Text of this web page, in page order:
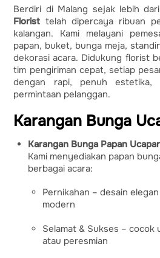
Berdiri di Malang sejak lebih
Florist telah dipercaya ribuan
kalangan. Kami melayani
papan, buket, bunga meja,
dekorasi acara. Didukung florist
tim pengiriman cepat, setiap
dengan rapi, penuh estetika,
permintaan pelanggan.
Karangan Bunga
Karangan Bunga Papan
Kami menyediakan papan
berbagai acara:
Pernikahan – desain
modern
Selamat & Sukses –
atau peresmian